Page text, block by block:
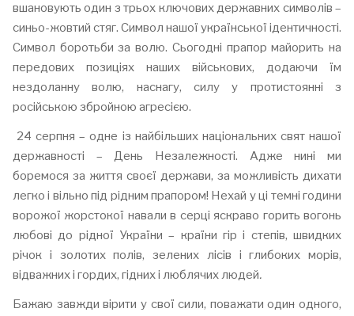
вшановують один з трьох ключових державних символів –
синьо-жовтий стяг. Символ нашої української ідентичності.
Символ боротьби за волю. Сьогодні прапор майорить на
передових позиціях наших військових, додаючи їм
нездоланну волю, наснагу, силу у протистоянні з
російською збройною агресією.
24 серпня – одне із найбільших національних свят нашої
державності – День Незалежності. Адже нині ми
боремося за життя своєї держави, за можливість дихати
легко і вільно під рідним прапором! Нехай у ці темні години
ворожої жорстокої навали в серці яскраво горить вогонь
любові до рідної України – країни гір і степів, швидких
річок і золотих полів, зелених лісів і глибоких морів,
відважних і гордих, гідних і люблячих людей.
Бажаю завжди вірити у свої сили, поважати один одного,